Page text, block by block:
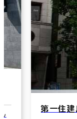
第一住